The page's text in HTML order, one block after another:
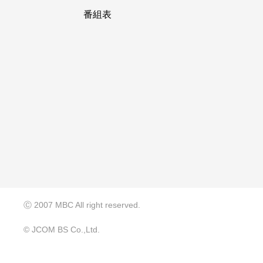
番組表
Ⓒ 2007 MBC All right reserved.
© JCOM BS Co.,Ltd.